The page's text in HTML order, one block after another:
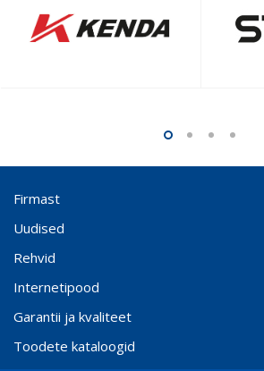
Firmast
Uudised
Rehvid
Internetipood
Garantii ja kvaliteet
Toodete kataloogid